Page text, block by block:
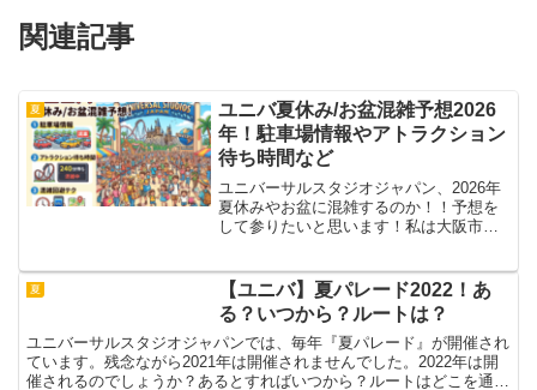
関連記事
夏
ユニバ夏休み/お盆混雑予想2026
年！駐車場情報やアトラクション
待ち時間など
ユニバーサルスタジオジャパン、2026年
夏休みやお盆に混雑するのか！！予想を
して参りたいと思います！私は大阪市内
向いております。ユニバーサルスタジオ
ジャパンの混雑具合は...
夏
【ユニバ】夏パレード2022！あ
る？いつから？ルートは？
ユニバーサルスタジオジャパンでは、毎年『夏パレード』が開催され
ています。残念ながら2021年は開催されませんでした。2022年は開
催されるのでしょうか？あるとすればいつから？ルートはどこを通る